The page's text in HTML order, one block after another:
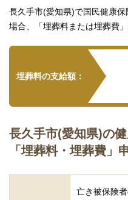
長久手市(愛知県)で国民健康
場合、「埋葬料または埋葬費」
埋葬料の支給額：
長久手市(愛知県)の
「埋葬料・埋葬費」
亡き被保険